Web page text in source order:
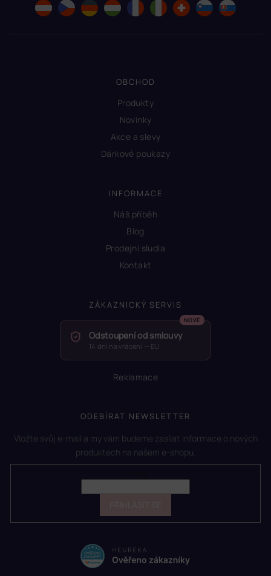
OBCHOD
Produkty
Novinky
Akce a slevy
Dárkové poukazy
INFORMACE
Náš příběh
Blog
Prodejní sludia
Kontakt
ZÁKAZNICKÝ SERVIS
Odstoupení od smlouvy
14 dní na vrácení — EU
Reklamace
ODEBÍRAT NEWSLETTER
Vložte svůj e-mail a my vám budeme zasílat informace o nových
produktech na našem e-shopu.